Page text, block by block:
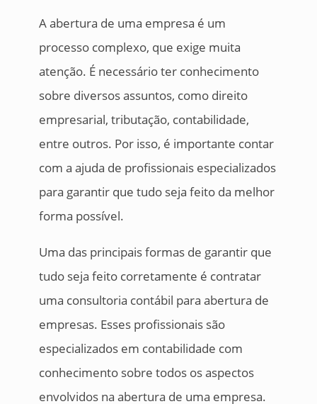
A abertura de uma empresa é um
processo complexo, que exige muita
atenção. É necessário ter conhecimento
sobre diversos assuntos, como direito
empresarial, tributação, contabilidade,
entre outros. Por isso, é importante contar
com a ajuda de profissionais especializados
para garantir que tudo seja feito da melhor
forma possível.
Uma das principais formas de garantir que
tudo seja feito corretamente é contratar
uma consultoria contábil para abertura de
empresas. Esses profissionais são
especializados em contabilidade com
conhecimento sobre todos os aspectos
envolvidos na abertura de uma empresa.